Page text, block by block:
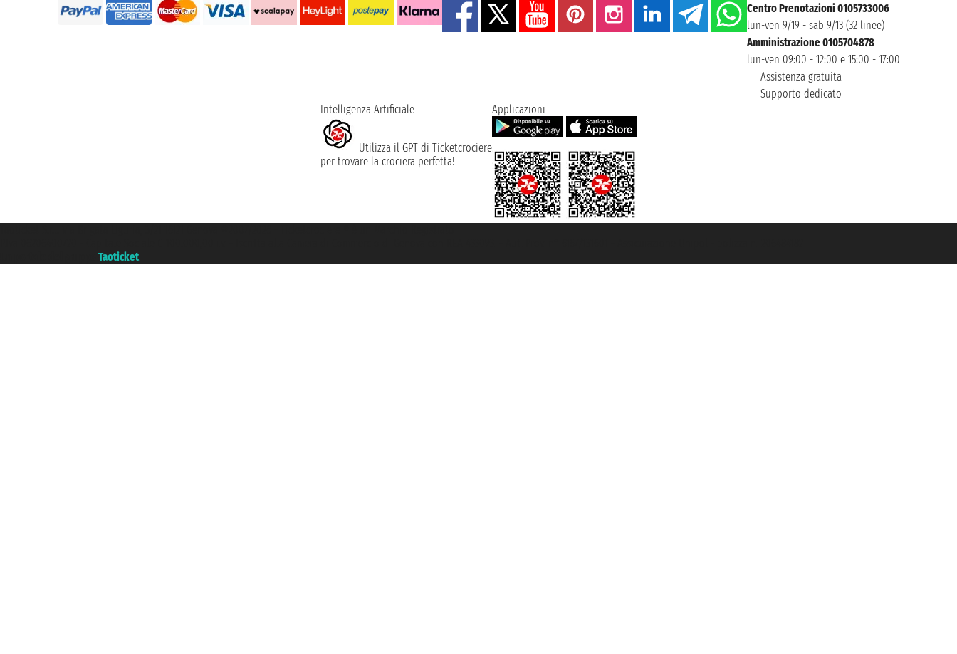
Centro Prenotazioni 0105733006
lun-ven 9/19 - sab 9/13 (32 linee)
Amministrazione 0105704878
lun-ven 09:00 - 12:00 e 15:00 - 17:00
Assistenza gratuita
Supporto dedicato
Intelligenza Artificiale
Utilizza il GPT di Ticketcrociere
per trovare la crociera perfetta!
Applicazioni
Taoticket